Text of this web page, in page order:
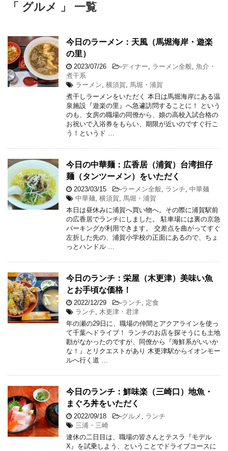
「 グルメ 」 一覧
今日のラーメン：天風（馬堀海岸・遊楽
の里）
2023/07/26 -ディナー, ラーメン全般, 魚介・
煮干系
ラーメン, 横須賀, 馬堀・浦賀
煮干しラーメンをいただく 本日は馬堀海岸にある温
泉施設『遊楽の里』へ急遽訪問することに！ という
のも、女房の職場の同僚から、娘の高校入試合格の
お祝いで入浴券をもらい、期限が近いのですぐ行こ
う！というド …
今日の中華麺：広香居（浦賀）台湾担仔
麺（タンツーメン）をいただく
2023/03/15 -ラーメン全般, ランチ, 中華麺
中華麺, 横須賀, 馬堀・浦賀
本日は昼休みに浦賀へ買い物へ。その際に浦賀駅前
の広香居でランチにしました。 駐車場には裏の京急
パーキングが利用できます。 交差点を曲がってすぐ
左折した先の、浦賀小学校の正面にあるので、ちょ
っとハンドル …
今日のランチ：栄屋（木更津）美味い魚
とお手頃な価格！
2022/12/29 -ランチ, 定食
ランチ, 木更津・君津
年の瀬の29日に、職場の仲間とアクアラインを使っ
て千葉へドライブ！ ランチのお店を探そうにも土地
勘がなかったのですが、同僚から『海鮮系がいいか
な！』とリクエストがあり 木更津駅からイオンモー
ルへ行く道 …
今日のランチ：鮮味楽（三崎口）地魚・
まぐろ丼をいただく
2022/09/18 -グルメ , ランチ
三浦・三崎
連休の二日目は、職場の皆さんとテスラ『モデル
X』を試乗しよう、ということでドライブコースに